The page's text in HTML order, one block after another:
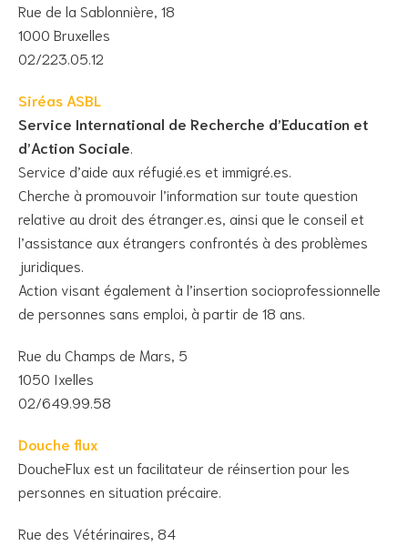
Rue de la Sablonnière, 18
1000 Bruxelles
02/223.05.12
Siréas ASBL
Service International de Recherche d’Education et
d’Action Sociale
Service d’aide aux réfugié.es et immigré.es.
Cherche à promouvoir l’information sur toute question
relative au droit des étranger.es, ainsi que le conseil et
l’assistance aux étrangers confrontés à des problèmes
juridiques.
Action visant également à l’insertion socioprofessionnelle
de personnes sans emploi, à partir de 18 ans.
Rue du Champs de Mars, 5
1050 Ixelles
02/649.99.58
Douche flux
DoucheFlux est un facilitateur de réinsertion pour les
personnes en situation précaire.
Rue des Vétérinaires, 84